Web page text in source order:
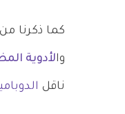
كما ذكرنا
والأدوية
ناقل